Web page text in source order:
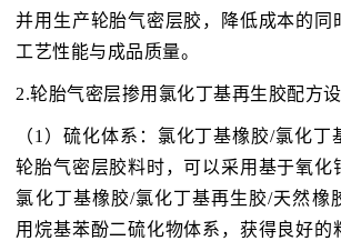
并用生产轮胎气密层胶，降低成本的同
工艺性能与成品质量。
2.轮胎气密层掺用氯化丁基再生胶配方
（1）硫化体系：氯化丁基橡胶/氯化丁
轮胎气密层胶料时，可以采用基于氧化
氯化丁基橡胶/氯化丁基再生胶/天然橡
用烷基苯酚二硫化物体系，获得良好的